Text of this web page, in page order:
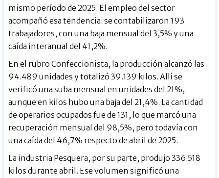
mismo período de 2025. El empleo del sector
acompañó esa tendencia: se contabilizaron 193
trabajadores, con una baja mensual del 3,5% y una
caída interanual del 41,2%.
En el rubro Confeccionista, la producción alcanzó las
94.489 unidades y totalizó 39.139 kilos. Allí se
verificó una suba mensual en unidades del 21%,
aunque en kilos hubo una baja del 21,4%. La cantidad
de operarios ocupados fue de 131, lo que marcó una
recuperación mensual del 98,5%, pero todavía con
una caída del 46,7% respecto de abril de 2025.
La industria Pesquera, por su parte, produjo 336.518
kilos durante abril. Ese volumen significó una